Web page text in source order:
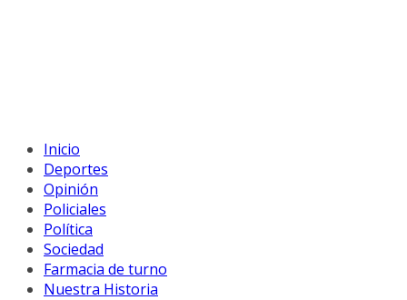
Inicio
Deportes
Opinión
Policiales
Política
Sociedad
Farmacia de turno
Nuestra Historia